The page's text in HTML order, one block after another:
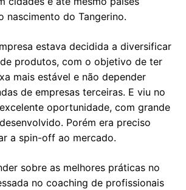
nascimento do Tangerino.
estava decidida a diversificar
produtos, com o objetivo de ter
mais estável e não depender
de empresas terceiras. E viu no
oportunidade, com grande
Porém era preciso
a spin-off ao mercado.
sobre as melhores práticas no
no coaching de profissionais